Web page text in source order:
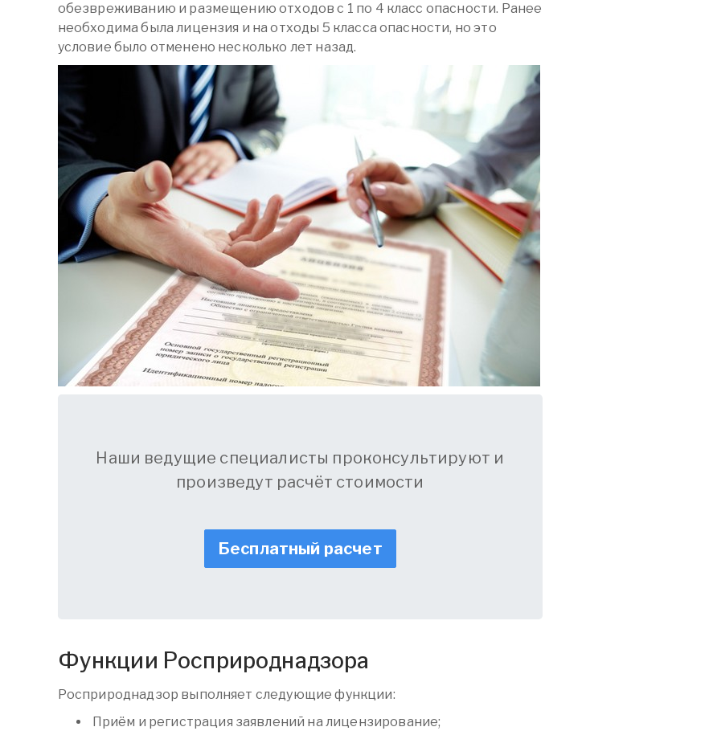
обезвреживанию и размещению отходов с 1 по 4 класс опасности. Ранее
необходима была лицензия и на отходы 5 класса опасности, но это
условие было отменено несколько лет назад.
Наши ведущие специалисты проконсультируют и
произведут расчёт стоимости
Бесплатный расчет
Функции Росприроднадзора
Росприроднадзор выполняет следующие функции:
Приём и регистрация заявлений на лицензирование;